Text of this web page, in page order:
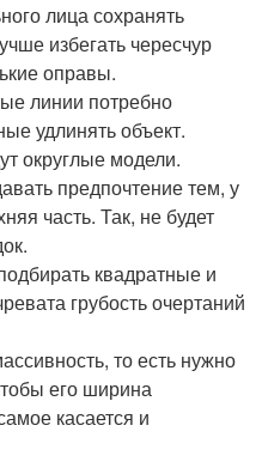
лица сохранять
избегать чересчур
оправы.
линии потребно
удлинять объект.
округлые модели.
предпочтение тем, у
часть. Так, не будет
квадратные и
грубость очертаний
то есть нужно
его ширина
касается и